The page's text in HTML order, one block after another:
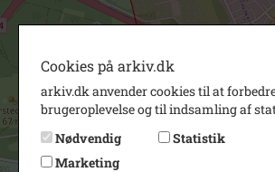
Cookies på arkiv.dk
arkiv.dk anvender cookies til at
brugeroplevelse og til indsamling af
Nødvendig
Statistik
Marketing